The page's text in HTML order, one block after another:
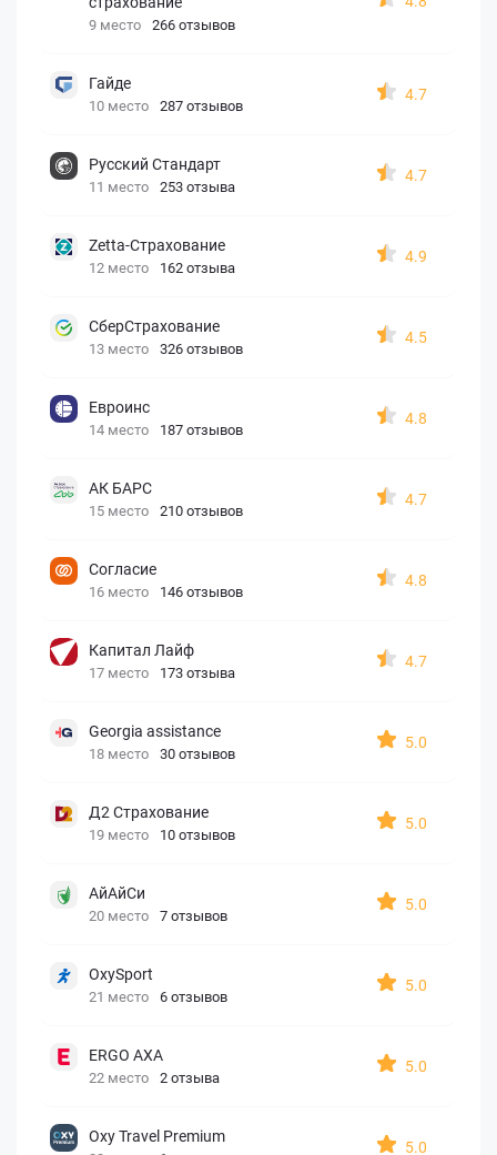
9 место 266 отзывов
Гайде
10 место 287 отзывов
4.7
Русский Стандарт
11 место 253 отзыва
4.7
Zetta-Страхование
12 место 162 отзыва
4.9
СберСтрахование
13 место 326 отзывов
4.5
Евроинс
14 место 187 отзывов
4.8
АК БАРС
15 место 210 отзывов
4.7
Согласие
16 место 146 отзывов
4.8
Капитал Лайф
17 место 173 отзыва
4.7
Georgia assistance
18 место 30 отзывов
5.0
Д2 Страхование
19 место 10 отзывов
5.0
АйАйСи
20 место 7 отзывов
5.0
OxySport
21 место 6 отзывов
5.0
ERGO AXA
22 место 2 отзыва
5.0
Oxy Travel Premium
5.0